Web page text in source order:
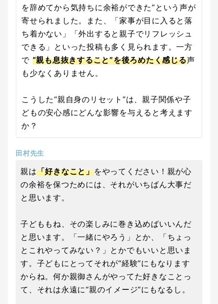
を辞めてから気持ちに余裕ができた”という声が
寄せられました。また、「家事が目に入ると落
ち着かない」「外出すると親子でリフレッシュ
できる」といった投稿も多く見られます。一方
で “親も息抜きすること”を後ろめたく感じる声
も少なくありません。
こうした“親自身のリセット”は、親子関係や子
どもの安心感にどんな影響を与えると考えます
か？
田村先生
親は「好きなこと」をやってください！親が心
の余裕を保つためには、それがいちばん大事だ
と思います。
子どももね、その楽しみに巻き込めばいいんだ
と思います。「一緒にやろう」とか、「ちょっ
とこれやってみない？」とかでもいいと思いま
す。子どもにとってそれが“経験”にもなります
からね。何か親御さんがやってた好きなことっ
て、それは永遠に“親のイメージ”にもなるし。